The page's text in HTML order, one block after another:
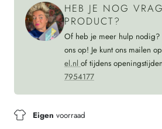
NATUREL
HEB JE NOG
PRODUCT?
Of heb je meer hulp nodig?
ons op! Je kunt ons mailen op
el.nl of tijdens
7954177
Eigen voorraad